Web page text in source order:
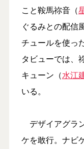
こと鞍馬祢音（
ぐるみとの配信
チュールを使っ
タビューでは、
キューン（水江
いる。
デザイアグラ
ケを敢行。ナビ